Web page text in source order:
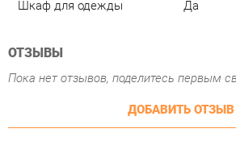
ДОБАВИТЬ ОТЗЫВ
ПОХОЖИЕ ТОВАРЫ